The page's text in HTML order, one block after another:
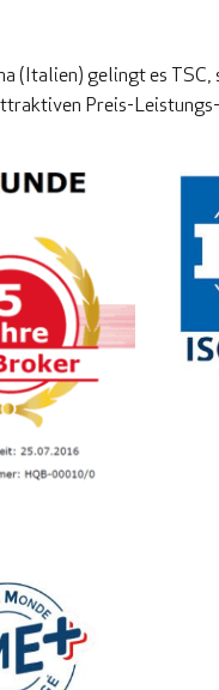
(Italien) gelingt es
Preis-